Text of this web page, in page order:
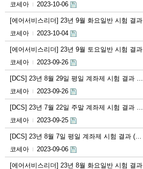
코세아
2023-10-06
[에어서비스리더] 23년 9월 화요일반 시험 결과
코세아
2023-10-04
[에어서비스리더] 23년 9월 토요일반 시험 결과
코세아
2023-09-26
[DCS] 23년 8월 29일 평일 계좌제 시험 결과 …
코세아
2023-09-26
[DCS] 23년 7월 22일 주말 계좌제 시험 결과 …
코세아
2023-09-25
[DCS] 23년 8월 7일 평일 계좌제 시험 결과 (…
코세아
2023-09-06
[에어서비스리더] 23년 8월 화요일반 시험 결과